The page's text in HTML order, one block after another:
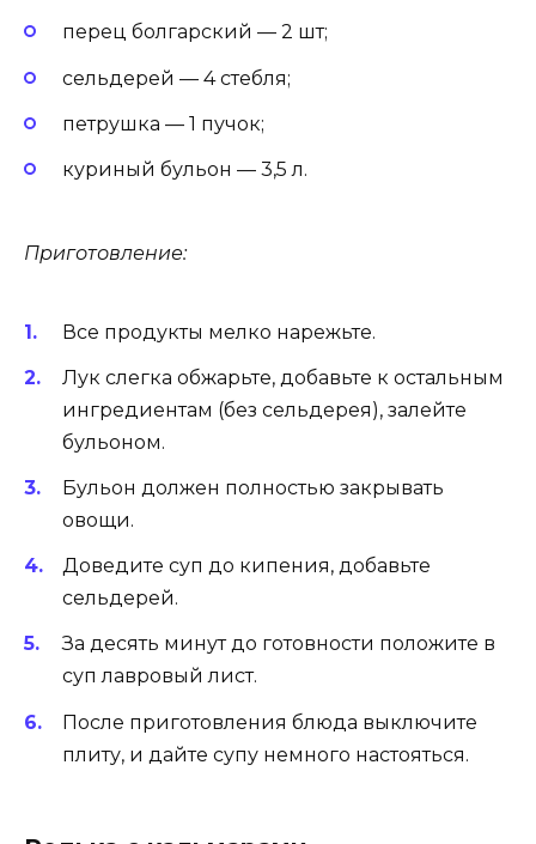
перец болгарский — 2 шт;
сельдерей — 4 стебля;
петрушка — 1 пучок;
куриный бульон — 3,5 л.
Приготовление:
Все продукты мелко нарежьте.
Лук слегка обжарьте, добавьте к остальным
ингредиентам (без сельдерея), залейте
бульоном.
Бульон должен полностью закрывать
овощи.
Доведите суп до кипения, добавьте
сельдерей.
За десять минут до готовности положите в
суп лавровый лист.
После приготовления блюда выключите
плиту, и дайте супу немного настояться.